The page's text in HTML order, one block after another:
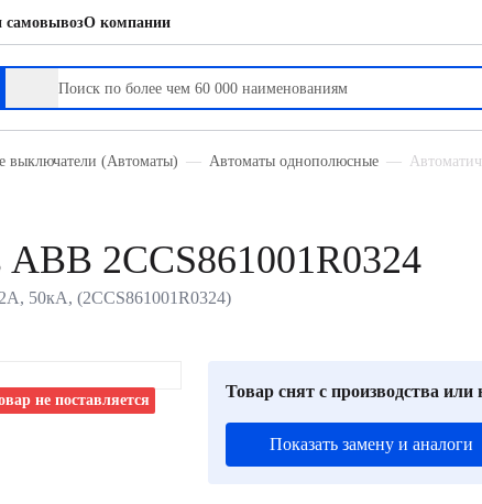
самовывозО компании
выключатели (Автоматы) Автоматы однополюсные
не поставляется
2CCS861001R0324
50кА, (2CCS861001R0324)
Товар снят с производства или
Показать замену и аналоги